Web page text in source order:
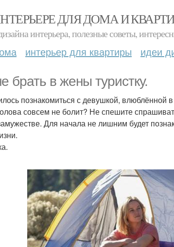
ДЛЯ ДОМА И
интерьера, полезные советы,
интерьер для квартиры идеи
брать в жены туристку.
познакомиться с девушкой, влюблённой
совсем не болит? Не спешите
Для начала не лишним будет